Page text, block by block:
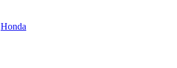
Honda